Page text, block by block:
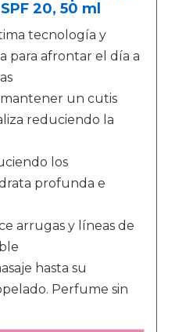
20, 50 ml
tecnología y
para afrontar el día a
mantener un cutis
reduciendo la
los
profunda e
arrugas y líneas de
hasta su
Perfume sin